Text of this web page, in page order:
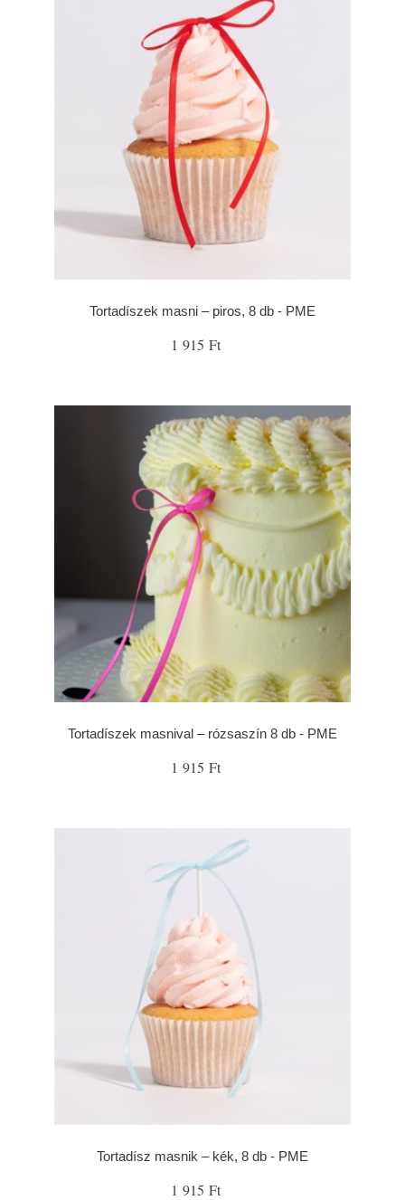
Tortadíszek masni – piros, 8 db - PME
1 915 Ft
Tortadíszek masnival – rózsaszín 8 db - PME
1 915 Ft
Tortadísz masnik – kék, 8 db - PME
1 915 Ft